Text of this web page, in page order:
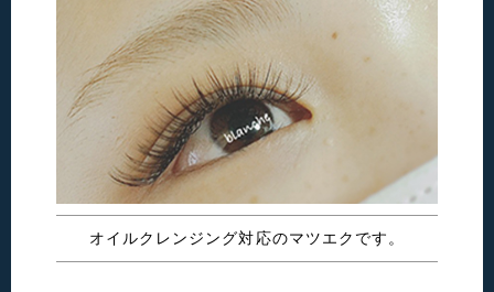
オイルクレンジング対応のマツエクです。